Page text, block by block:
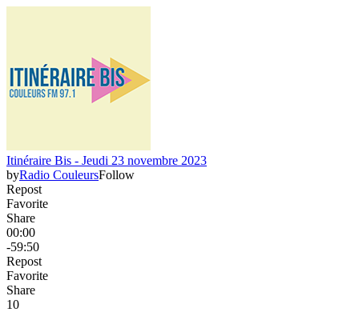
Itinéraire Bis - Jeudi 23 novembre 2023
byRadio CouleursFollow
Repost
Favorite
Share
00:00
-59:50
Repost
Favorite
Share
10